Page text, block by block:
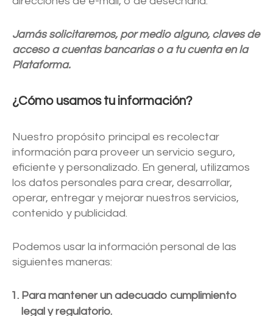
Jamás solicitaremos, por medio alguno, claves de
acceso a cuentas bancarias o a tu cuenta en la
Plataforma.
¿Cómo usamos tu información?
Nuestro propósito principal es recolectar
información para proveer un servicio seguro,
eficiente y personalizado. En general, utilizamos
los datos personales para crear, desarrollar,
operar, entregar y mejorar nuestros servicios,
contenido y publicidad.
Podemos usar la información personal de las
siguientes maneras:
Para mantener un adecuado cumplimiento
legal y regulatorio.